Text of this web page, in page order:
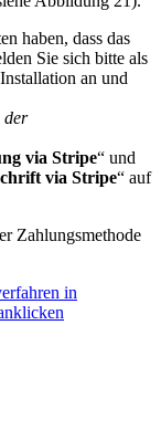
haben, dass das
Sie sich bitte als
an und
der
via Stripe“ und
via Stripe“ auf
Zahlungsmethode